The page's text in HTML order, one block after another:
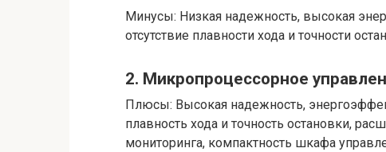
Минусы: Низкая надежность, высокая
отсутствие плавности хода и точности
2. Микропроцессорное
Плюсы: Высокая надежность,
плавность хода и точность остановки,
мониторинга, компактность шкафа